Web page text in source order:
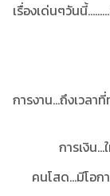
เรื่องเด่นๆวันนี้
การงาน...ถึงเวล
การเงิน
คนโสด...มีโอ